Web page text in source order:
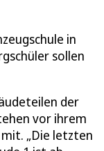
in
sollen
der
vor ihrem
„Die letzten